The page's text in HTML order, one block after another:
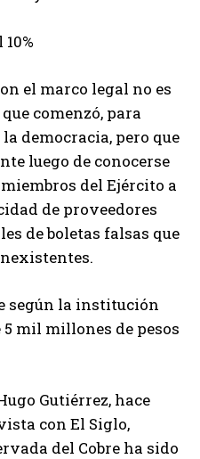
el marco legal no es
comenzó, para
democracia, pero que
luego de conocerse
del Ejército a
de proveedores
de boletas falsas que
según la institución
mil millones de pesos
Gutiérrez, hace
con El Siglo,
del Cobre ha sido